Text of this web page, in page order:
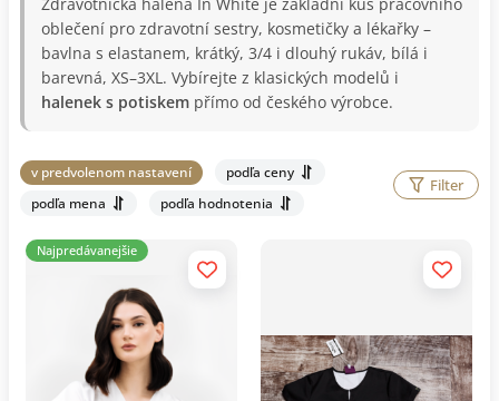
oblečení pro zdravotní sestry, kosmetičky a lékařky –
bavlna s elastanem, krátký, 3/4 i dlouhý rukáv, bílá i
barevná, XS–3XL. Vybírejte z klasických modelů i
halenek s potiskem přímo od českého výrobce.
v predvolenom nastavení
podľa ceny
podľa mena
podľa hodnotenia
Filter
Najpredávanejšie